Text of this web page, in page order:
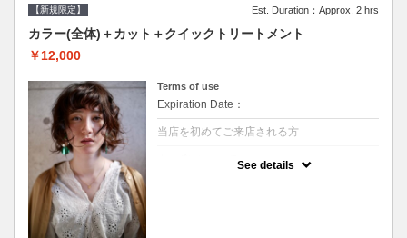
【新規限定】 Est. Duration：Approx. 2 hrs
カラー(全体)＋カット＋クイックトリートメント
￥12,000
Terms of use
Expiration Date：
当店を初めてご来店される方
See details